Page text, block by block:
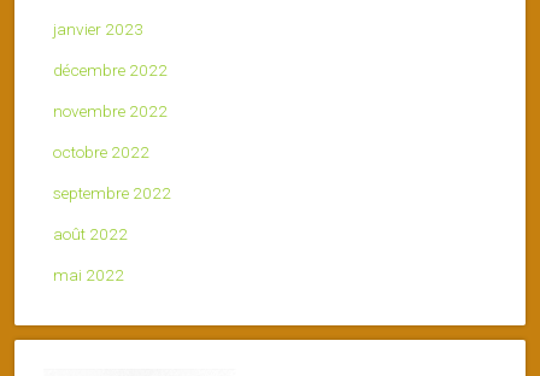
janvier 2023
décembre 2022
novembre 2022
octobre 2022
septembre 2022
août 2022
mai 2022